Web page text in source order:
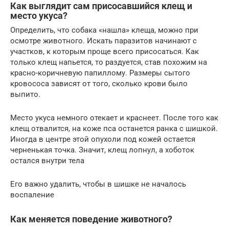
Как выглядит сам присосавшийся клещ и
место укуса?
Определить, что собака «нашла» клеща, можно при
осмотре животного. Искать паразитов начинают с
участков, к которым проще всего присосаться. Как
только клещ напьется, то раздуется, став похожим на
красно-коричневую папиллому. Размеры сытого
кровососа зависят от того, сколько крови было
выпито.
Место укуса немного отекает и краснеет. После того как
клещ отвалится, на коже пса останется ранка с шишкой.
Иногда в центре этой опухоли под кожей остается
черненькая точка. Значит, клещ лопнул, а хоботок
остался внутри тела
Его важно удалить, чтобы в шишке не началось
воспаление
Как меняется поведение животного?